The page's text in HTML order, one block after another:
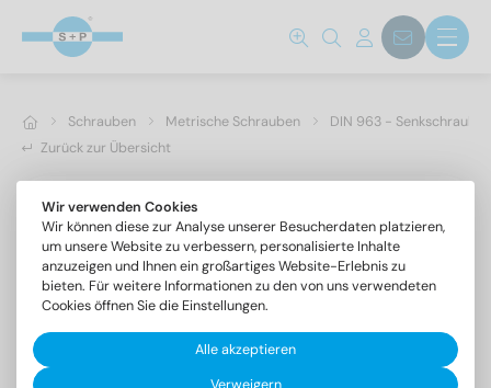
Schrauben Metrische Schrauben
DIN 963 -
Zurück zur Übersicht
Wir verwenden Cookies
Wir können diese zur Analyse unserer Besucherdaten platzieren,
um unsere Website zu verbessern, personalisierte Inhalte
anzuzeigen und Ihnen ein großartiges Website-Erlebnis zu
bieten. Für weitere Informationen zu den von uns verwendeten
Cookies öffnen Sie die Einstellungen.
Alle akzeptieren